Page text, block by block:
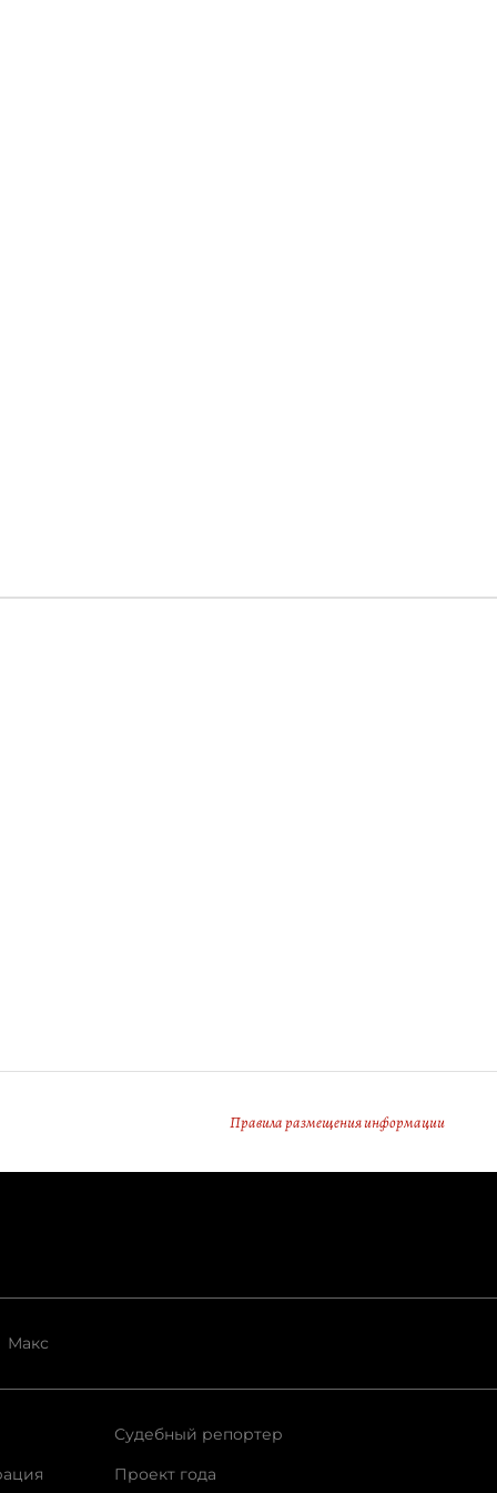
Правила размещения информации
Макс
Судебный репортер
Проект года